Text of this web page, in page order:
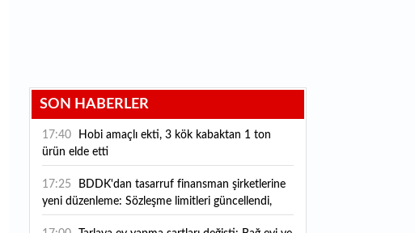
SON HABERLER
17:40
ürün elde etti
17:25
yeni düzenleme: Sözleşme limitleri güncellendi,
yeni kurallar yürürlüğe girdi